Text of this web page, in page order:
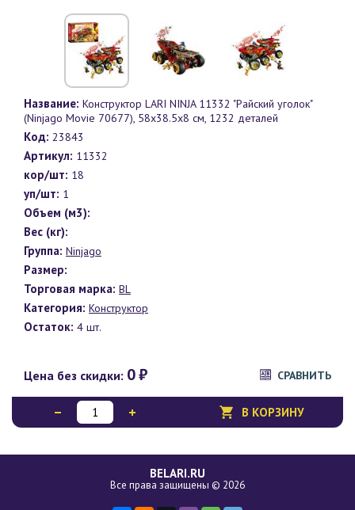
Название: Конструктор LARI NINJA 11332 "Райский уголок"
(Ninjago Movie 70677), 58х38.5х8 см, 1232 деталей
Код: 23843
Артикул: 11332
кор/шт: 18
уп/шт: 1
Объем (м3):
Вес (кг):
Группа: Ninjago
Размер:
Торговая марка: BL
Категория: Конструктор
Остаток: 4 шт.
Цена без скидки: 0₽ СРАВНИТЬ
В КОРЗИНУ
BELARI.RU
Все права защищены © 2026